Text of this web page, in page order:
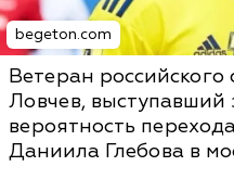
begeton.com
Ветеран российского
Ловчев, выступавший
вероятность
Даниила Глебова в